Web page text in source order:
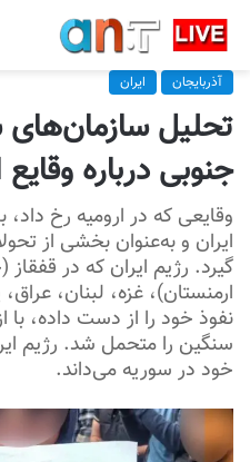
آذربایجان ایران
تحلیل سازمان‌های
جنوبی درباره وقایع
وقایعی که در ارومیه رخ
ایران و به‌عنوان بخشی از
گیرد. رژیم ایران که در
ارمنستان)، غزه، لبنان،
نفوذ خود را از دست داده،
سنگین را متحمل شد. رژیم
خود در سوریه می‌داند.